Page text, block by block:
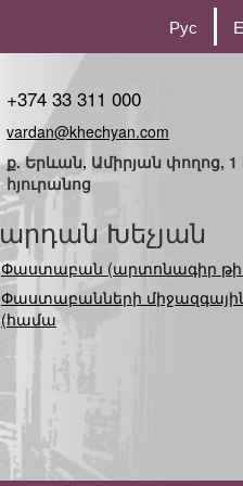
Рус
+374 33 311 000
vardan@khechyan.com
ք. Երևան, Ամիրյան փողոց, 1
հյուրանոց
Խեչյան
Փաստաբան (արտոնագիր
Փաստաբանների
(համագործակցո